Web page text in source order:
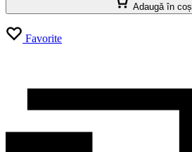
Adaugă în coș
Favorite